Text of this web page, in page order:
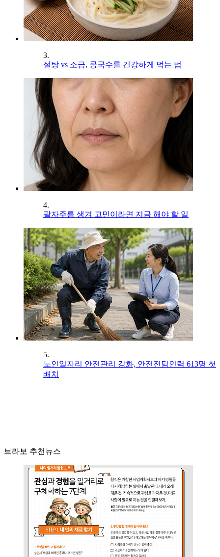
3.
설탕 vs 소금, 콩국수를 건강하게 먹는 법
4.
팔자주름 생겨 고민이라면 지금 해야 할 일
5.
노인일자리 안전관리 강화, 안전전담인력 613명 첫
배치
브라보 추천뉴스